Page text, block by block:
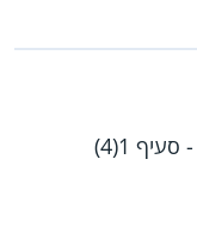
- סעיף 1(4)